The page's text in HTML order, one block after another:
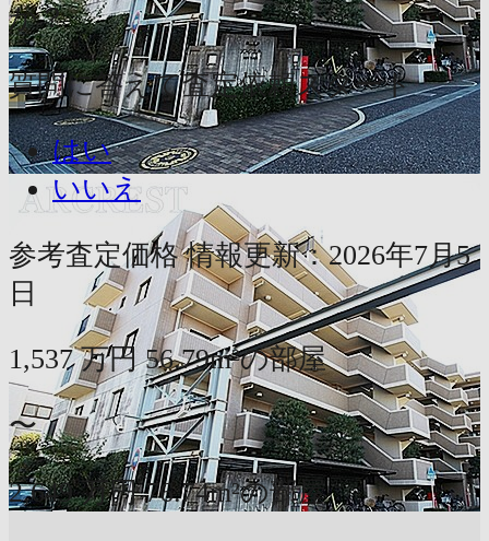
か？
質問に答えて査定依頼スタート
はい
いいえ
参考査定価格 情報更新：2026年7月5
日
1,537 万円 56.79m²の部屋
〜
2,649 万円 76.74m²の部屋